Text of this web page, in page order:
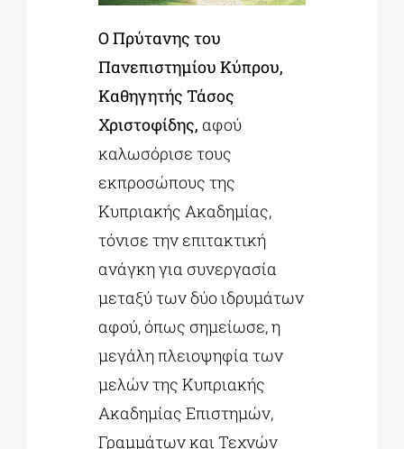
ΟΠρύτανης του
Πανεπιστημίου Κύπρου,
Καθηγητής Τάσος
Χριστοφίδης, αφού
καλωσόρισε τους
εκπροσώπους της
Κυπριακής Ακαδημίας,
τόνισε την επιτακτική
ανάγκη για συνεργασία
μεταξύ των δύο ιδρυμάτων
αφού, όπως σημείωσε, η
μεγάλη πλειοψηφία των
μελών της Κυπριακής
Ακαδημίας Επιστημών,
Γραμμάτων και Τεχνών